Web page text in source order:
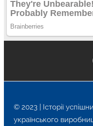
© 2023 | Історії
українського